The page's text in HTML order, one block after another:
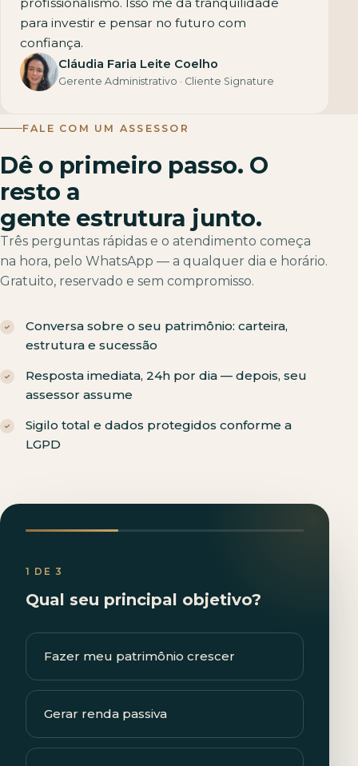
para investir e pensar no futuro com
confiança.
Cláudia Faria Leite Coelho
Gerente Administrativo · Cliente Signature
FALE COM UM ASSESSOR
Dê o primeiro passo. O
resto a
gente estrutura junto.
Três perguntas rápidas e o atendimento começa
na hora, pelo WhatsApp — a qualquer dia e horário.
Gratuito, reservado e sem compromisso.
Conversa sobre o seu patrimônio: carteira,
estrutura e sucessão
Resposta imediata, 24h por dia — depois, seu
assessor assume
Sigilo total e dados protegidos conforme a
LGPD
1 DE 3
Qual seu principal objetivo?
Fazer meu patrimônio crescer
Gerar renda passiva